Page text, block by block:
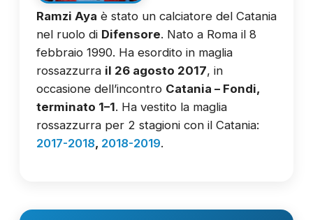
Ramzi Aya è stato un calciatore del Catania
nel ruolo di Difensore. Nato a Roma il 8
febbraio 1990. Ha esordito in maglia
rossazzurra il 26 agosto 2017, in
occasione dell’incontro Catania – Fondi,
terminato 1–1. Ha vestito la maglia
rossazzurra per 2 stagioni con il Catania:
2017-2018, 2018-2019.